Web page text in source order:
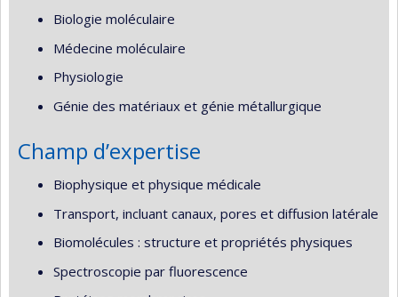
Biologie moléculaire
Médecine moléculaire
Physiologie
Génie des matériaux et génie métallurgique
Champ d’expertise
Biophysique et physique médicale
Transport, incluant canaux, pores et diffusion latérale
Biomolécules : structure et propriétés physiques
Spectroscopie par fluorescence